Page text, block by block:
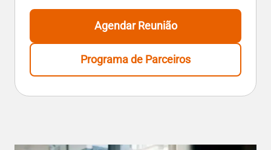
Agendar Reunião
Programa de Parceiros